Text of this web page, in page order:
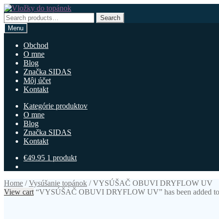
Preskočiť
na
navigáciu
Preskočiť
na
obsah
Search
for:
Search
Menu
Obchod
O mne
Blog
Značka SIDAS
Môj účet
Kontakt
Kategórie produktov
O mne
Blog
Značka SIDAS
Kontakt
€49.95 1 produkt
Home /Vysúšanie topánok /VYSÚŠAČ OBUVI DRYFLOW UV
View cart “VYSÚŠAČ OBUVI DRYFLOW UV” has been added